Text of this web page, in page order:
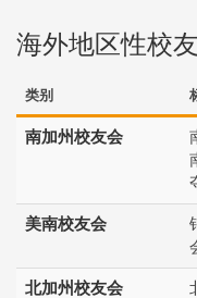
海外地区性校
类别
南加州校友会
美南校友会
北加州校友会